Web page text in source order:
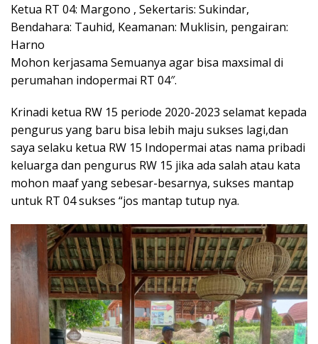
Ketua RT 04: Margono , Sekertaris: Sukindar,
Bendahara: Tauhid, Keamanan: Muklisin, pengairan:
Harno
Mohon kerjasama Semuanya agar bisa maxsimal di
perumahan indopermai RT 04″.
Krinadi ketua RW 15 periode 2020-2023 selamat kepada
pengurus yang baru bisa lebih maju sukses lagi,dan
saya selaku ketua RW 15 Indopermai atas nama pribadi
keluarga dan pengurus RW 15 jika ada salah atau kata
mohon maaf yang sebesar-besarnya, sukses mantap
untuk RT 04 sukses “jos mantap tutup nya.